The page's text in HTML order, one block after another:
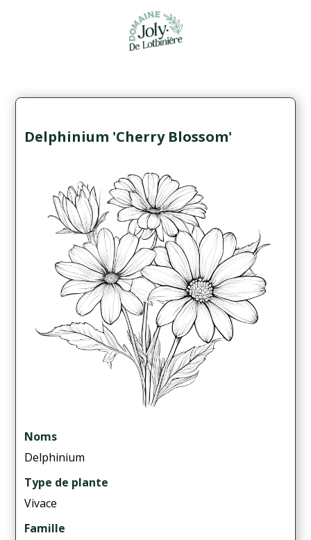
Delphinium 'Cherry Blossom'
Noms
Delphinium
Type de plante
Vivace
Famille